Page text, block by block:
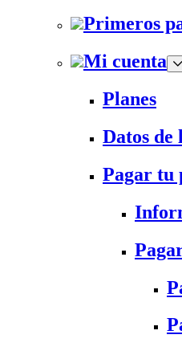
Primeros
Mi cuenta
Planes
Datos de
Pagar tu